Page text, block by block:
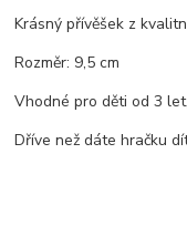
Krásný přívěšek z
Rozměr: 9,5 cm
Vhodné pro děti od 3
Dříve než dáte hračku